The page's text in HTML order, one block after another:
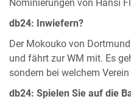
Nominierungen von Hansi
db24: Inwiefern?
Der Mokouko von
und fährt zur WM mit. Es
sondern bei welchem
db24: Spielen Sie auf die